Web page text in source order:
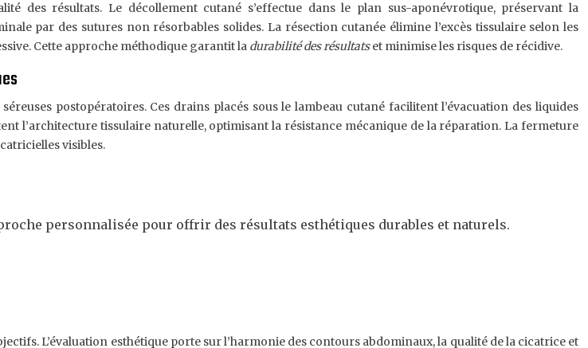
des résultats. Le décollement cutané s’effectue dans le plan sus-aponévrotique, préservant la
par des sutures non résorbables solides. La résection cutanée élimine l’excès tissulaire selon les
Cette approche méthodique garantit la durabilité des résultatset minimise les risques de récidive.
postopératoires. Ces drains placés sous le lambeau cutané facilitent l’évacuation des liquides
l’architecture tissulaire naturelle, optimisant la résistance mécanique de la réparation. La fermeture
visibles.
personnalisée pour offrir des résultats esthétiques durables et naturels.
L’évaluation esthétique porte sur l’harmonie des contours abdominaux, la qualité de la cicatrice et